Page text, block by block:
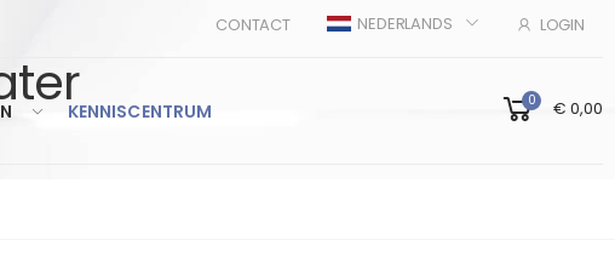
CONTACT NEDERLANDS LOGIN
KENNISCENTRUM 0 € 0,00